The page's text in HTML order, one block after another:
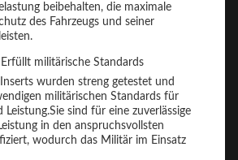
beibehalten, die maximale
des Fahrzeugs und seiner
militärische Standards
wurden streng getestet und
militärischen Standards für
Leistung.Sie sind für eine zuverlässige
in den anspruchsvollsten
wodurch das Militär im Einsatz